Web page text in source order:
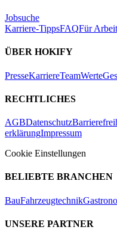
Jobsuche
Karriere-TippsFAQFür
ÜBER HOKIFY
PresseKarriereTeamWerte
RECHTLICHES
AGBDatenschutz
erklärungImpressum
Cookie Einstellungen
BELIEBTE BRANCHEN
BauFahrzeugtechnik
UNSERE PARTNER